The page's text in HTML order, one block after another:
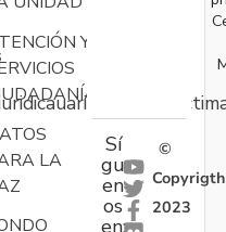
Y
LA
Sí
gu
en
os
©
Copyrigth
2023